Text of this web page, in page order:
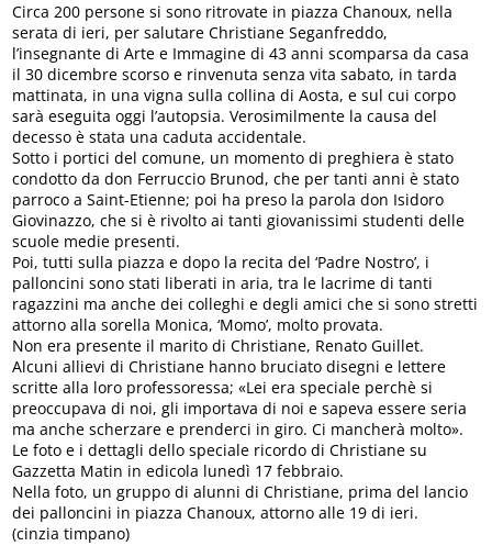
Circa 200 persone si sono ritrovate in piazza Chanoux, nella
serata di ieri, per salutare Christiane Seganfreddo,
l’insegnante di Arte e Immagine di 43 anni scomparsa da casa
il 30 dicembre scorso e rinvenuta senza vita sabato, in tarda
mattinata, in una vigna sulla collina di Aosta, e sul cui corpo
sarà eseguita oggi l’autopsia. Verosimilmente la causa del
decesso è stata una caduta accidentale.
Sotto i portici del comune, un momento di preghiera è stato
condotto da don Ferruccio Brunod, che per tanti anni è stato
parroco a Saint-Etienne; poi ha preso la parola don Isidoro
Giovinazzo, che si è rivolto ai tanti giovanissimi studenti delle
scuole medie presenti.
Poi, tutti sulla piazza e dopo la recita del ‘Padre Nostro’, i
palloncini sono stati liberati in aria, tra le lacrime di tanti
ragazzini ma anche dei colleghi e degli amici che si sono stretti
attorno alla sorella Monica, ‘Momo’, molto provata.
Non era presente il marito di Christiane, Renato Guillet.
Alcuni allievi di Christiane hanno bruciato disegni e lettere
scritte alla loro professoressa; «Lei era speciale perchè si
preoccupava di noi, gli importava di noi e sapeva essere seria
ma anche scherzare e prenderci in giro. Ci mancherà molto».
Le foto e i dettagli dello speciale ricordo di Christiane su
Gazzetta Matin in edicola lunedì 17 febbraio.
Nella foto, un gruppo di alunni di Christiane, prima del lancio
dei palloncini in piazza Chanoux, attorno alle 19 di ieri.
(cinzia timpano)